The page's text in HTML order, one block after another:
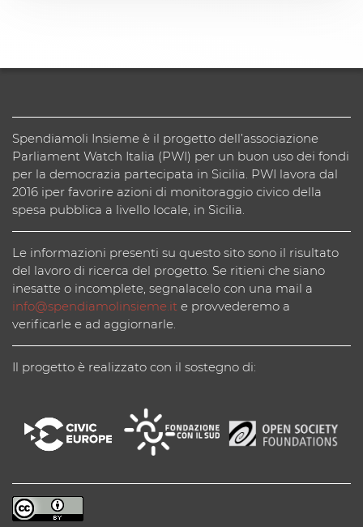
Spendiamoli Insieme è il progetto dell’associazione
Parliament Watch Italia (PWI) per un buon uso dei fondi
per la democrazia partecipata in Sicilia. PWI lavora dal
2016 iper favorire azioni di monitoraggio civico della
spesa pubblica a livello locale, in Sicilia.
Le informazioni presenti su questo sito sono il risultato
del lavoro di ricerca del progetto. Se ritieni che siano
inesatte o incomplete, segnalacelo con una mail a
info@spendiamolinsieme.it e provvederemo a
verificarle e ad aggiornarle.
Il progetto è realizzato con il sostegno di: